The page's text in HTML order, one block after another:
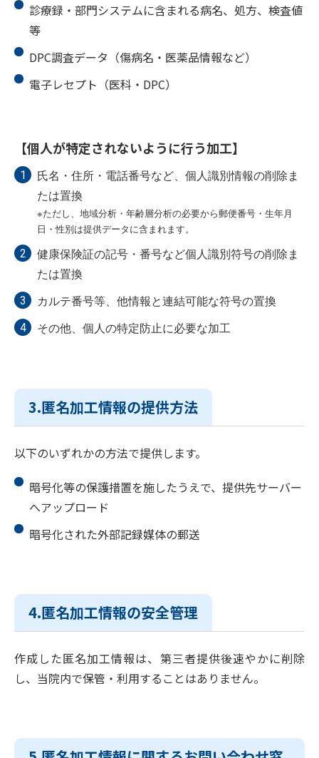
診療録・部門システムに含まれる病名、処方、検査値
等
DPC調査データ（傷病名・医薬品情報など）
電子レセプト（医科・DPC）
【個人が特定されないように行う加工】
氏名・住所・電話番号など、個人識別情報の削除ま
たは置換
※ただし、地域分析・年齢層分析の必要から郵便番号・生年月
日・性別は提供データに含まれます。
健康保険証の記号・番号など個人識別符号の削除ま
たは置換
カルテ番号等、他情報と連結可能な符号の置換
その他、個人の特定防止に必要な加工
3.匿名加工情報の提供方法
以下のいずれかの方法で提供します。
暗号化等の保護措置を施したうえで、提供先サーバー
へアップロード
暗号化された外部記録媒体の郵送
4.匿名加工情報の安全管理
作成した匿名加工情報は、第三者提供後速やかに削除
し、当院内で保管・利用することはありません。